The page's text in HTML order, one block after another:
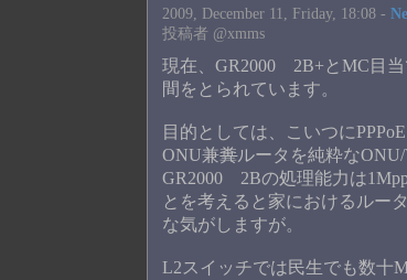
2009, December 11, Friday, 18:08 -
投稿者 @xmms
現在、GR2000 2B+とMC目
間をとられています。
目的としては、こいつに
ONU兼糞ルータを純粋な
GR2000 2Bの処理能力は
とを考えると家におけるルー
な気がしますが。
L2スイッチでは民生でも数十